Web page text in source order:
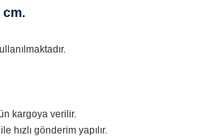
cm.
kargoya verilir.
hızlı gönderim yapılır.